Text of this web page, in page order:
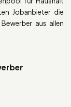
Jobanbieter die
aus allen